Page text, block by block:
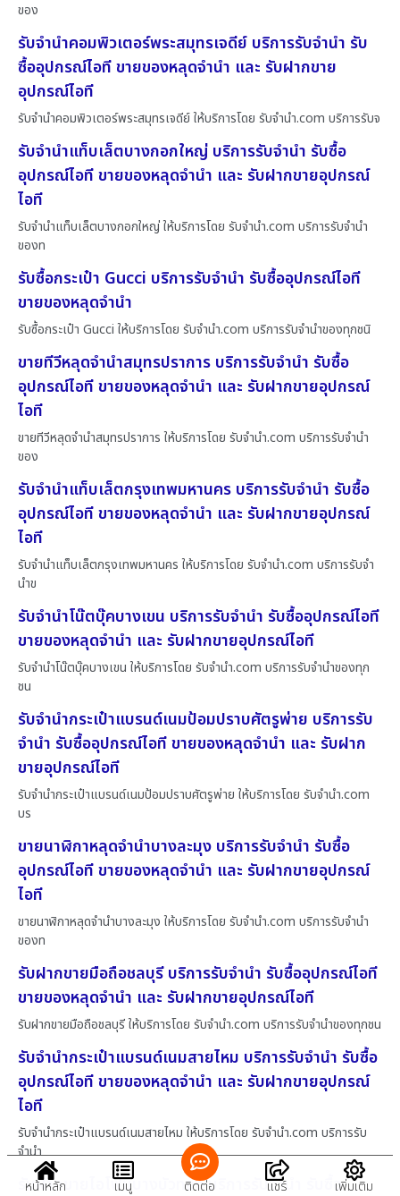
ของ
รับจำนำคอมพิวเตอร์พระสมุทรเจดีย์ บริการรับจำนำ รับ
ซื้ออุปกรณ์ไอที ขายของหลุดจำนำ และ รับฝากขาย
อุปกรณ์ไอที
รับจำนำคอมพิวเตอร์พระสมุทรเจดีย์ ให้บริการโดย รับจํานํา.com บริการรับจ
รับจำนำแท็บเล็ตบางกอกใหญ่ บริการรับจำนำ รับซื้อ
อุปกรณ์ไอที ขายของหลุดจำนำ และ รับฝากขายอุปกรณ์
ไอที
รับจำนำแท็บเล็ตบางกอกใหญ่ ให้บริการโดย รับจํานํา.com บริการรับจำนำ
ของท
รับซื้อกระเป๋า Gucci บริการรับจำนำ รับซื้ออุปกรณ์ไอที
ขายของหลุดจำนำ
รับซื้อกระเป๋า Gucci ให้บริการโดย รับจํานํา.com บริการรับจำนำของทุกชนิ
ขายทีวีหลุดจำนำสมุทรปราการ บริการรับจำนำ รับซื้อ
อุปกรณ์ไอที ขายของหลุดจำนำ และ รับฝากขายอุปกรณ์
ไอที
ขายทีวีหลุดจำนำสมุทรปราการ ให้บริการโดย รับจํานํา.com บริการรับจำนำ
ของ
รับจำนำแท็บเล็ตกรุงเทพมหานคร บริการรับจำนำ รับซื้อ
อุปกรณ์ไอที ขายของหลุดจำนำ และ รับฝากขายอุปกรณ์
ไอที
รับจำนำแท็บเล็ตกรุงเทพมหานคร ให้บริการโดย รับจํานํา.com บริการรับจำ
นำข
รับจำนำโน๊ตบุ๊คบางเขน บริการรับจำนำ รับซื้ออุปกรณ์ไอที
ขายของหลุดจำนำ และ รับฝากขายอุปกรณ์ไอที
รับจำนำโน๊ตบุ๊คบางเขน ให้บริการโดย รับจํานํา.com บริการรับจำนำของทุก
ชน
รับจำนำกระเป๋าแบรนด์เนมป้อมปราบศัตรูพ่าย บริการรับ
จำนำ รับซื้ออุปกรณ์ไอที ขายของหลุดจำนำ และ รับฝาก
ขายอุปกรณ์ไอที
รับจำนำกระเป๋าแบรนด์เนมป้อมปราบศัตรูพ่าย ให้บริการโดย รับจํานํา.com
บร
ขายนาฬิกาหลุดจำนำบางละมุง บริการรับจำนำ รับซื้อ
อุปกรณ์ไอที ขายของหลุดจำนำ และ รับฝากขายอุปกรณ์
ไอที
ขายนาฬิกาหลุดจำนำบางละมุง ให้บริการโดย รับจํานํา.com บริการรับจำนำ
ของท
รับฝากขายมือถือชลบุรี บริการรับจำนำ รับซื้ออุปกรณ์ไอที
ขายของหลุดจำนำ และ รับฝากขายอุปกรณ์ไอที
รับฝากขายมือถือชลบุรี ให้บริการโดย รับจํานํา.com บริการรับจำนำของทุกชน
รับจำนำกระเป๋าแบรนด์เนมสายไหม บริการรับจำนำ รับซื้อ
อุปกรณ์ไอที ขายของหลุดจำนำ และ รับฝากขายอุปกรณ์
ไอที
รับจำนำกระเป๋าแบรนด์เนมสายไหม ให้บริการโดย รับจํานํา.com บริการรับ
จำนำ
รับฝากขายไอโฟนบางบัวทอง บริการรับจำนำ รับซื้อ
หน้าหลัก เมนู ติดต่อ แชร์ เพิ่มเติม